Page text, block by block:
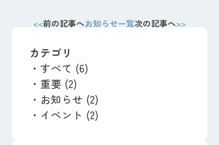
前の記事へお知らせ一覧次の記事へ
カテゴリ
すべて (6)
重要 (2)
お知らせ (2)
イベント (2)